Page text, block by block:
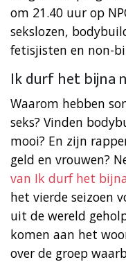
om 21.40 uur op
sekslozen,
fetisjisten en non-
Ik durf het bijna
Waarom hebben
seks? Vinden
mooi? En zijn
geld en vrouwen?
van Ik durf het
het vierde seizoen
uit de wereld
komen aan het
over de groep